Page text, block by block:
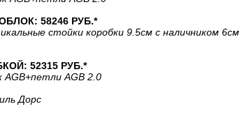
58246 РУБ.*
стойки коробки 9.5см с наличником 6см
52315 РУБ.*
AGB+петли AGB 2.0
Дорс